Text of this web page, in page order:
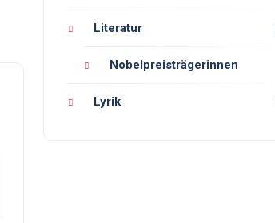
Literatur
Nobelpreisträgerinnen
Lyrik